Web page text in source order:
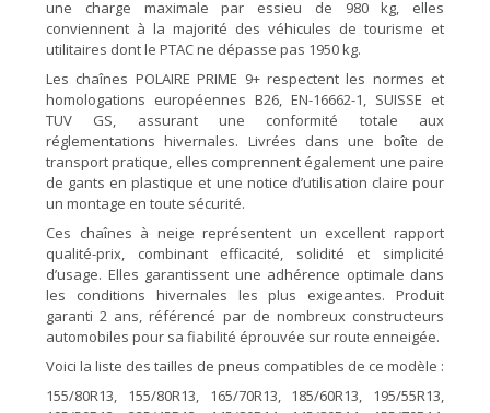
une charge maximale par essieu de 980 kg, elles
conviennent à la majorité des véhicules de tourisme et
utilitaires dont le PTAC ne dépasse pas 1950 kg.
Les chaînes POLAIRE PRIME 9+ respectent les normes et
homologations européennes B26, EN-16662-1, SUISSE et
TUV GS, assurant une conformité totale aux
réglementations hivernales. Livrées dans une boîte de
transport pratique, elles comprennent également une paire
de gants en plastique et une notice d’utilisation claire pour
un montage en toute sécurité.
Ces chaînes à neige représentent un excellent rapport
qualité-prix, combinant efficacité, solidité et simplicité
d’usage. Elles garantissent une adhérence optimale dans
les conditions hivernales les plus exigeantes. Produit
garanti 2 ans, référencé par de nombreux constructeurs
automobiles pour sa fiabilité éprouvée sur route enneigée.
Voici la liste des tailles de pneus compatibles de ce modèle :
155/80R13, 155/80R13, 165/70R13, 185/60R13, 195/55R13,